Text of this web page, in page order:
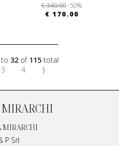
€ 340.00-50%
€ 170.00
to 32 of 115 total
3 4 ⟩
P Srl